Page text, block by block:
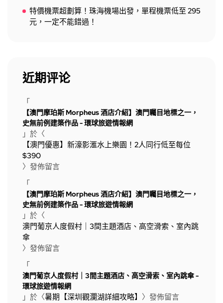
特價機票超劃算！珠海機場出發，單程機票低至 295
元，一定不能錯過！
近期评论
「
【澳門摩珀斯 Morpheus 酒店介紹】澳門矚目地標之一，
史無前例建築作品 - 環球旅遊情報網
」於〈
【澳門優惠】新濠影滙水上樂園！2人同行低至每位
$390
〉發佈留言
「
【澳門摩珀斯 Morpheus 酒店介紹】澳門矚目地標之一，
史無前例建築作品 - 環球旅遊情報網
」於〈
澳門葡京人度假村｜3間主題酒店、高空滑索、室內跳
傘
〉發佈留言
「
澳門葡京人度假村｜3間主題酒店、高空滑索、室內跳傘 -
環球旅遊情報網
」於〈暑期【深圳觀瀾湖詳細攻略】 〉發佈留言